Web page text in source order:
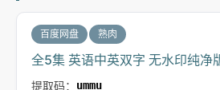
百度网盘 熟肉
全5集 英语中英双字 无水印纯净
提取码： ummu